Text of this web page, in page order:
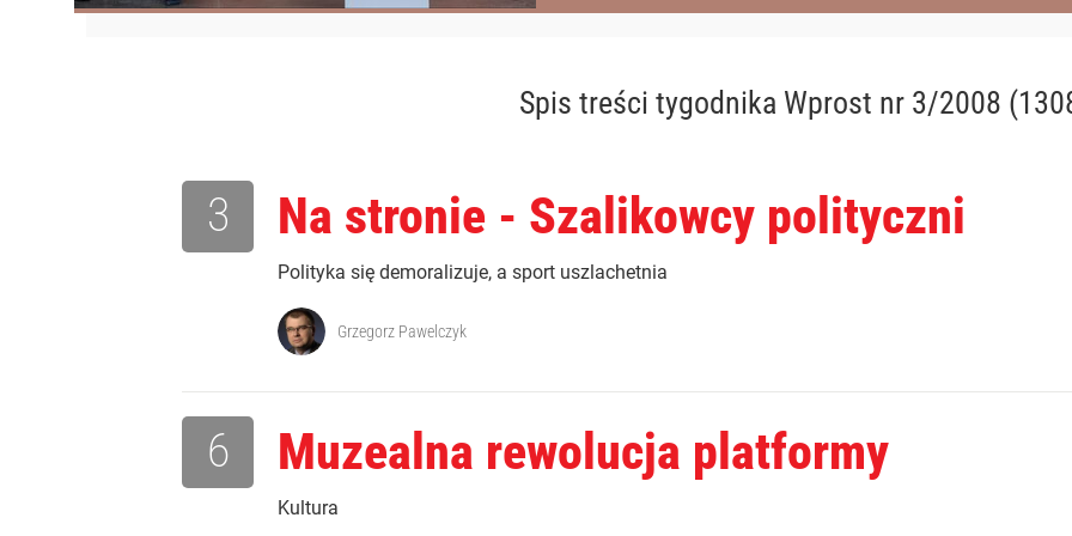
Spis treści tygodnika Wprost nr 3/2008
Na stronie - Szalikowcy polityczni
Polityka się demoralizuje, a sport uszlachetnia
3
Grzegorz Pawelczyk
Muzealna rewolucja platformy
Kultura
6